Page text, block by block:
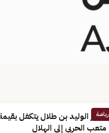
رياضة
الأمير الوليد بن طلال يتكفل
متعب الحربي إلى الهلال